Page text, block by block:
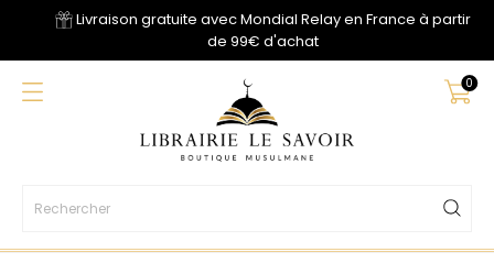
Livraison gratuite avec Mondial Relay en France à partir
de 99€ d'achat
0